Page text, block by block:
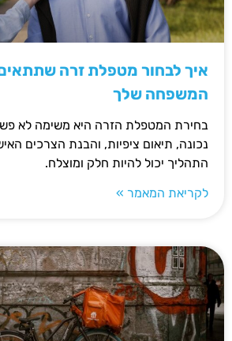
איך לבחור מטפלת זרה
המשפחה שלך
בחירת המטפלת הזרה היא משימה לא
נכונה, תיאום ציפיות, והבנת הצרכים
התהליך יכול להיות חלק ומוצלח.
לקריאת המאמר »